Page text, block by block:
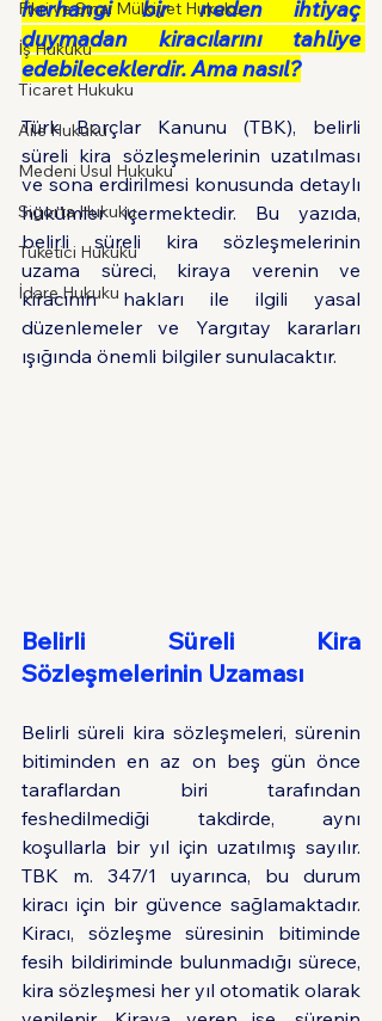
Fikri ve Sınai Mülkiyet Hukuku
İş Hukuku
Ticaret Hukuku
Aile Hukuku
Medeni Usul Hukuku
Sigorta Hukuku
Tüketici Hukuku
İdare Hukuku
herhangi bir neden ihtiyaç
duymadan kiracılarını tahliye
edebileceklerdir. Ama nasıl?
Türk Borçlar Kanunu (TBK), belirli
süreli kira sözleşmelerinin uzatılması
ve sona erdirilmesi konusunda detaylı
hükümler içermektedir. Bu yazıda,
belirli süreli kira sözleşmelerinin
uzama süreci, kiraya verenin ve
kiracının hakları ile ilgili yasal
düzenlemeler ve Yargıtay kararları
ışığında önemli bilgiler sunulacaktır.
Belirli Süreli Kira
Sözleşmelerinin Uzaması
Belirli süreli kira sözleşmeleri, sürenin
bitiminden en az on beş gün önce
taraflardan biri tarafından
feshedilmediği takdirde, aynı
koşullarla bir yıl için uzatılmış sayılır.
TBK m. 347/1 uyarınca, bu durum
kiracı için bir güvence sağlamaktadır.
Kiracı, sözleşme süresinin bitiminde
fesih bildiriminde bulunmadığı sürece,
kira sözleşmesi her yıl otomatik olarak